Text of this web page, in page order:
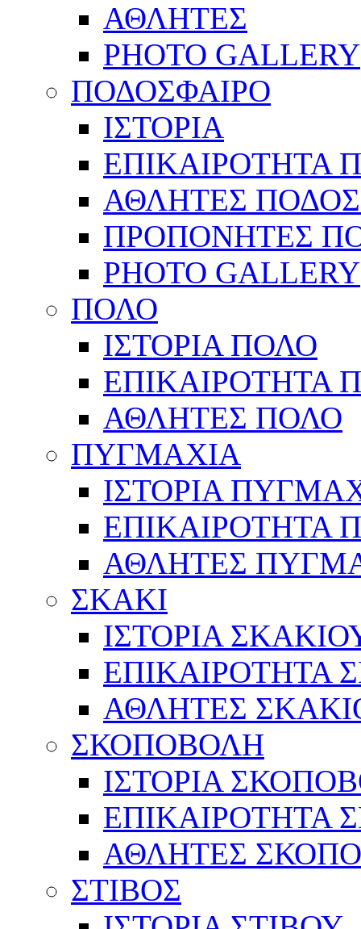
ΑΘΛΗΤΕΣ
PHOTO GALLERY
ΠΟΔΟΣΦΑΙΡΟ
ΙΣΤΟΡΙΑ
ΕΠΙΚΑΙΡΟΤΗΤΑ
ΑΘΛΗΤΕΣ
ΠΡΟΠΟΝΗΤΕΣ
PHOTO GALLERY
ΠΟΛΟ
ΙΣΤΟΡΙΑ ΠΟΛΟ
ΕΠΙΚΑΙΡΟΤΗΤΑ
ΑΘΛΗΤΕΣ ΠΟΛΟ
ΠΥΓΜΑΧΙΑ
ΙΣΤΟΡΙΑ
ΕΠΙΚΑΙΡΟΤΗΤΑ
ΑΘΛΗΤΕΣ
ΣΚΑΚΙ
ΙΣΤΟΡΙΑ
ΕΠΙΚΑΙΡΟΤΗΤΑ
ΑΘΛΗΤΕΣ
ΣΚΟΠΟΒΟΛΗ
ΙΣΤΟΡΙΑ
ΕΠΙΚΑΙΡΟΤΗΤΑ
ΑΘΛΗΤΕΣ
ΣΤΙΒΟΣ